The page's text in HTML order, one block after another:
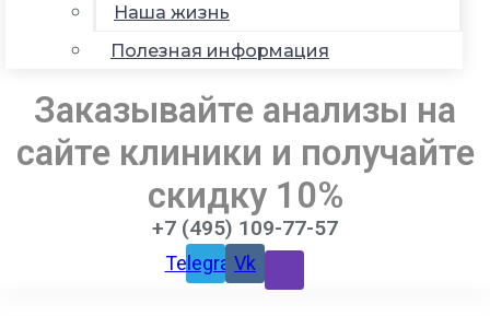
Наша жизнь
Полезная информация
Заказывайте анализы на
сайте клиники и получайте
скидку 10%
+7 (495) 109-77-57
TelegramVk